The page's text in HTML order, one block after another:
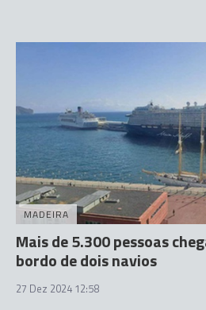
MADEIRA
Mais de 5.300 pessoas
bordo de dois navios
27 Dez 2024 12:58